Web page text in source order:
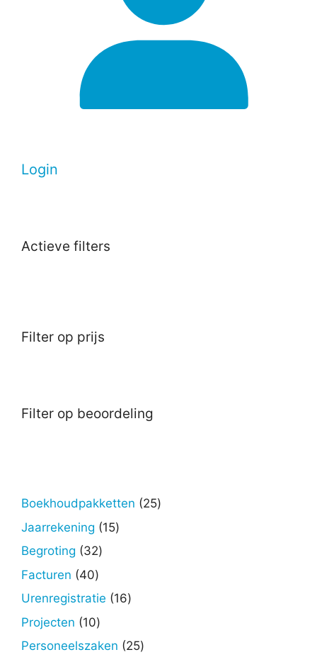
Login
Actieve filters
Filter op prijs
Filter op beoordeling
Boekhoudpakketten 2525
Jaarrekening 1515
Begroting 3232
Facturen 4040
producten
Urenregistratie 1616
Projecten 1010
producten
Personeelszaken 2525